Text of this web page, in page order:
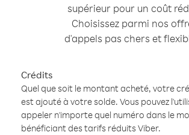
supérieur pour un coût
Choisissez parmi nos
d'appels pas chers et
Crédits
Quel que soit le montant acheté, votre
est ajouté à votre solde. Vous pouvez
appeler n'importe quel numéro dans le
bénéficiant des tarifs réduits Viber.